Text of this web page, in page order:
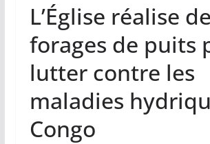
L’Église réalise
forages de puits
lutter contre les
maladies
Congo